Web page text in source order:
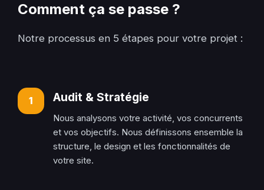
Comment ça se passe ?
Notre processus en 5 étapes pour votre projet :
1 Audit & Stratégie
Nous analysons votre activité, vos concurrents
et vos objectifs. Nous définissons ensemble la
structure, le design et les fonctionnalités de
votre site.